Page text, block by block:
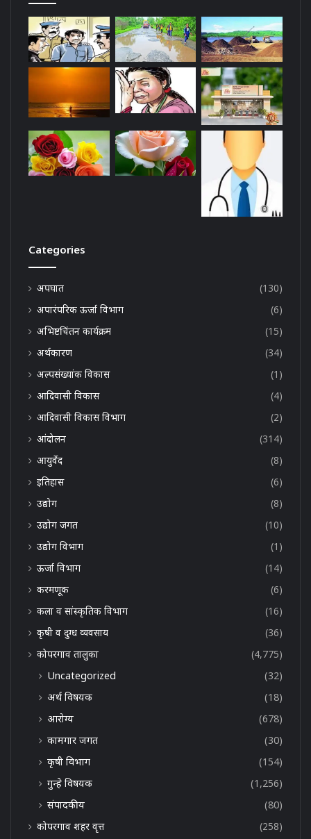
Categories
अपघात
(130)
अपारंपरिक ऊर्जा विभाग
(6)
अभिष्टचिंतन कार्यक्रम
(15)
अर्थकारण
(34)
अल्पसंख्यांक विकास
(1)
आदिवासी विकास
(4)
आदिवासी विकास विभाग
(2)
आंदोलन
(314)
आयुर्वेद
(8)
इतिहास
(6)
उद्योग
(8)
उद्योग जगत
(10)
उद्योग विभाग
(1)
ऊर्जा विभाग
(14)
करमणूक
(6)
कला व सांस्कृतिक विभाग
(16)
कृषी व दुग्ध व्यवसाय
(36)
कोपरगाव तालुका
(4,775)
Uncategorized
(32)
अर्थ विषयक
(18)
आरोग्य
(678)
कामगार जगत
(30)
कृषी विभाग
(154)
गुन्हे विषयक
(1,256)
संपादकीय
(80)
कोपरगाव शहर वृत्त
(258)